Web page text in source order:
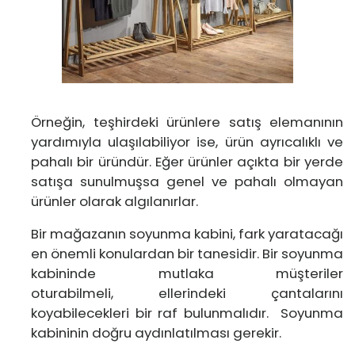
Örneğin, teşhirdeki ürünlere satış elemanının
yardımıyla ulaşılabiliyor ise, ürün ayrıcalıklı ve
pahalı bir üründür. Eğer ürünler açıkta bir yerde
satışa sunulmuşsa genel ve pahalı olmayan
ürünler olarak algılanırlar.
Bir mağazanın soyunma kabini, fark yaratacağı
en önemli konulardan bir tanesidir. Bir soyunma
kabininde mutlaka müşteriler
oturabilmeli, ellerindeki çantalarını
koyabilecekleri bir raf bulunmalıdır. Soyunma
kabininin doğru aydınlatılması gerekir.